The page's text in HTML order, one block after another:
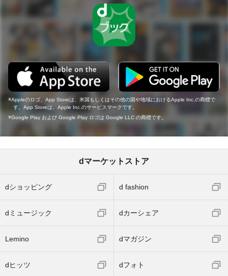
Appleのロゴ、App Storeは、米国もしくはその他の国や地域におけるApple Inc.の商標で
す。App Storeは、Apple Inc.のサービスマークです。
Google Play および Google Play ロゴは Google LLC の商標です。
dマーケットストア
dショッピング d fashion
dミュージック dカーシェア
Lemino dマガジン
dヒッツ dフォト